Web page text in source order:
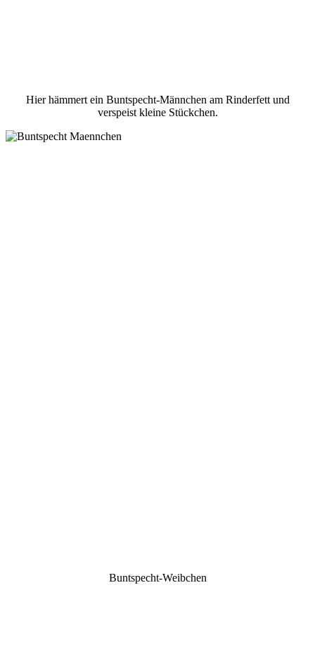
Hier hämmert ein Buntspecht-Männchen am Rinderfett und
verspeist kleine Stückchen.
Buntspecht-Weibchen